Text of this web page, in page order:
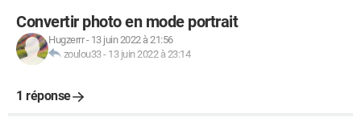
Convertir photo en mode portrait
Hugzerrr- 13 juin 2022 à 21:56
zoulou33- 13 juin 2022 à 23:14
1 réponse